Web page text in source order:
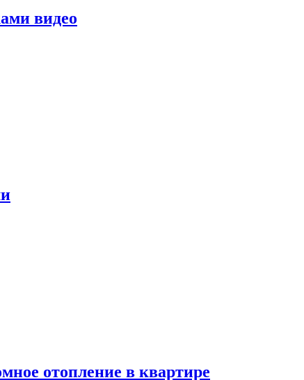
видео
отопление в квартире